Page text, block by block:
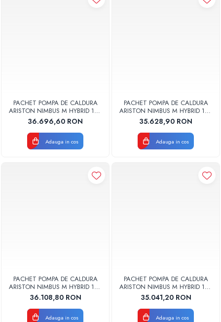
PACHET POMPA DE CALDURA
ARISTON NIMBUS M HYBRID 150
T NET R32 TRIFAZAT CU
CENTRALA TERMICA CLAS ONE
SYSTEM 35 KW
36.696,60 RON
Adauga in cos
PACHET POMPA DE CALDURA
ARISTON NIMBUS M HYBRID 150
NET R32 MONOFAZAT CU
CENTRALA TERMICA GENUS
ONE+ 35 KW
35.628,90 RON
Adauga in cos
PACHET POMPA DE CALDURA
ARISTON NIMBUS M HYBRID 120
T NET R32 TRIFAZAT CU
CENTRALA TERMICA GENUS
ONE+ 35 KW
36.108,80 RON
Adauga in cos
PACHET POMPA DE CALDURA
ARISTON NIMBUS M HYBRID 120
NET R32 MONOFAZAT CU
CENTRALA TERMICA GENUS
ONE+ 35 KW
35.041,20 RON
Adauga in cos